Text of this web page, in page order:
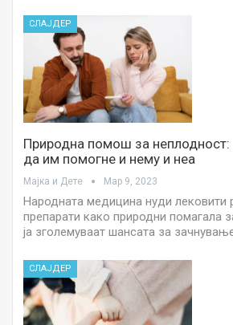
СЛАЈДЕР
Природна помош за
да им помогне и нему и неа
Мајка и Дете Мар 9, 2023
Народната медицина нуди лековити
препарати како природни помагала
ја зголемуваат шансата за
СЛАЈДЕР